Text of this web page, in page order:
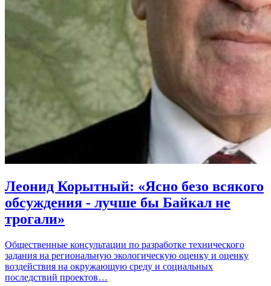
Леонид Корытный: «Ясно безо всякого
обсуждения - лучше бы Байкал не
трогали»
Общественные консультации по разработке технического
задания на региональную экологическую оценку и оценку
воздействия на окружающую среду и социальных
последствий проектов…